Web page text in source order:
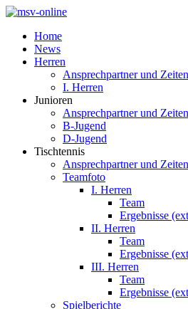
Home
News
Herren
Ansprechpartner und Zeiten
I. Herren
Junioren
Ansprechpartner und Zeiten
B-Jugend
D-Jugend
Tischtennis
Ansprechpartner und Zeiten
Teamfoto
I. Herren
Team
Ergebnisse
II. Herren
Team
Ergebnisse
III. Herren
Team
Ergebnisse
Spielberichte